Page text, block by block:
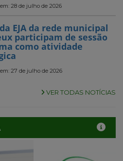
28 de julho de 2026
EJA da rede municipal
participam de sessão
como atividade
27 de julho de 2026
VER TODAS NOTÍCIAS